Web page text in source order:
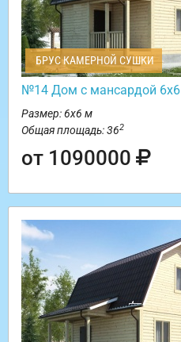
БРУС КАМЕРНОЙ СУШКИ
№14 Дом с мансардой 6х6
Размер: 6х6 м
Общая площадь: 362
от 1090000